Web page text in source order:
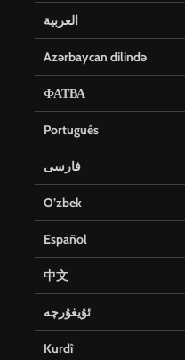
العربية
Azərbaycan dilində
ФАТВА
Português
فارسی
O’zbek
Español
中文
ئۇيغۇرچە
Kurdî